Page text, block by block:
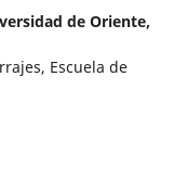
de Oriente,
Escuela de